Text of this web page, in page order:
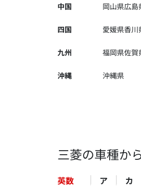
中国 岡山県広島
四国 愛媛県香川
九州 福岡県佐賀
沖縄 沖縄県
三菱の車種か
英数 ア カ